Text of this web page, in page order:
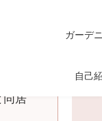
ガーデ
自己
同居